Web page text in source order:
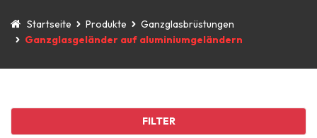
Startseite Produkte
Ganzglasbrüstungen
Ganzglasgeländer auf aluminiumgeländern
FILTER